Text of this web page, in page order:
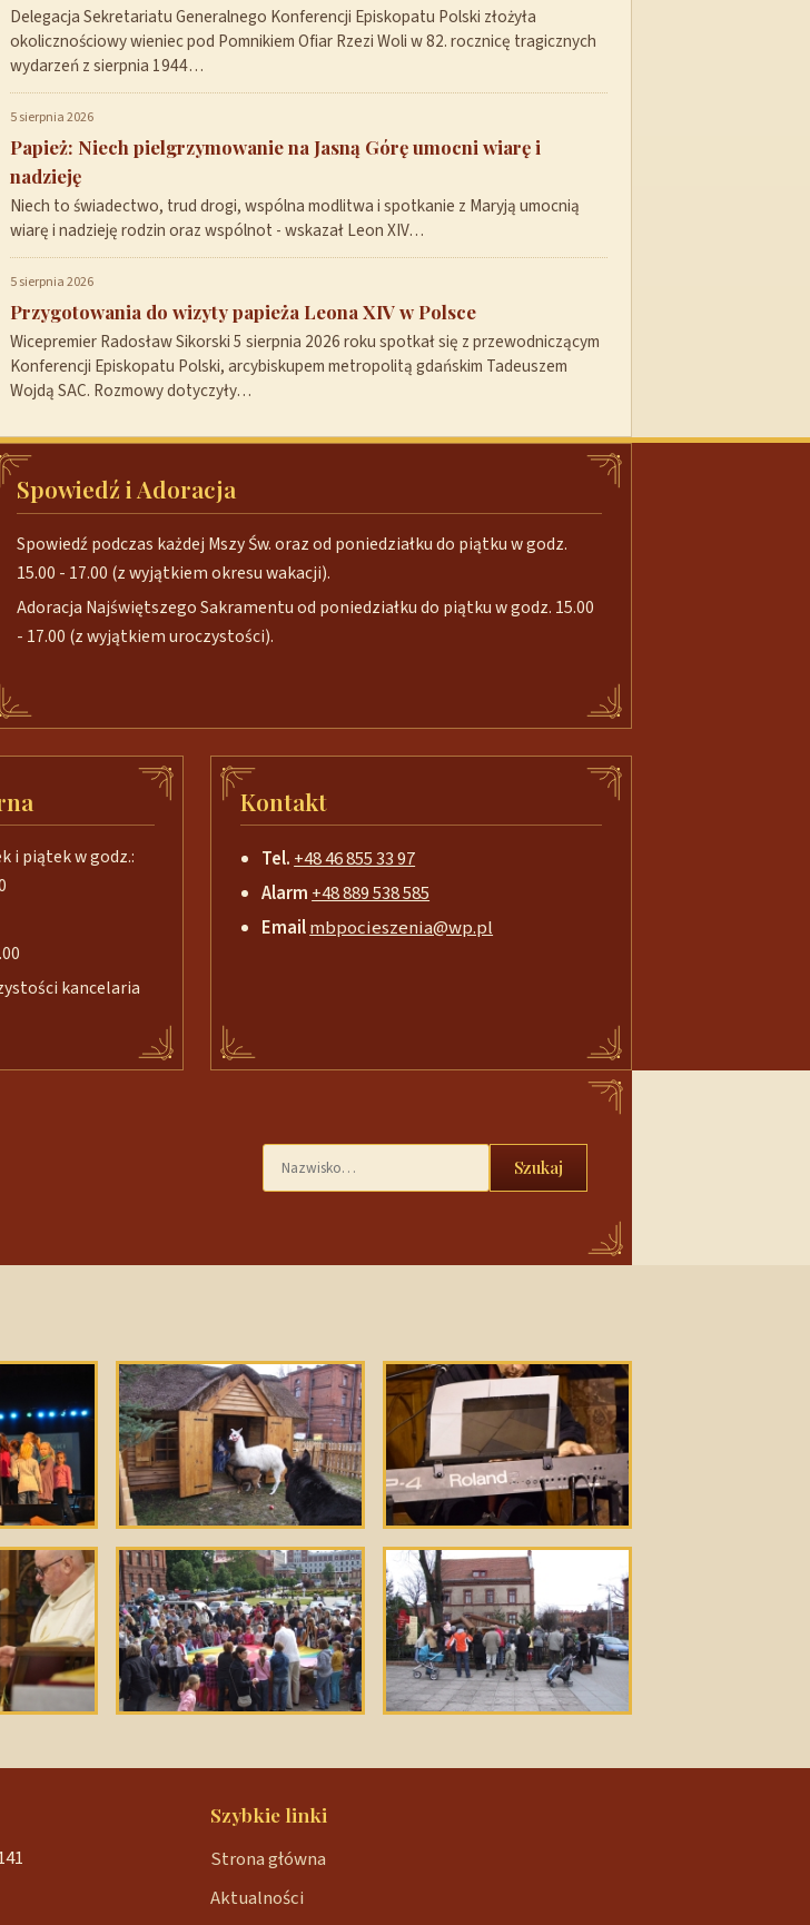
Delegacja Sekretariatu Generalnego Konferencji Episkopatu Polski złożyła
okolicznościowy wieniec pod Pomnikiem Ofiar Rzezi Woli w 82. rocznicę tragicznych
wydarzeń z sierpnia 1944…
5 sierpnia 2026
Papież: Niech pielgrzymowanie na Jasną Górę umocni wiarę i
nadzieję
Niech to świadectwo, trud drogi, wspólna modlitwa i spotkanie z Maryją umocnią
wiarę i nadzieję rodzin oraz wspólnot - wskazał Leon XIV…
5 sierpnia 2026
Przygotowania do wizyty papieża Leona XIV w Polsce
Wicepremier Radosław Sikorski 5 sierpnia 2026 roku spotkał się z przewodniczącym
Konferencji Episkopatu Polski, arcybiskupem metropolitą gdańskim Tadeuszem
Wojdą SAC. Rozmowy dotyczyły…
Spowiedź i Adoracja
Spowiedź podczas każdej Mszy Św. oraz od poniedziałku do piątku w godz.
15.00 - 17.00 (z wyjątkiem okresu wakacji).
Adoracja Najświętszego Sakramentu od poniedziałku do piątku w godz. 15.00
- 17.00 (z wyjątkiem uroczystości).
i piątek w godz.:
kancelaria
Kontakt
Tel.+48 46 855 33 97
Alarm+48 889 538 585
Emailmbpocieszenia@wp.pl
Szukaj
Szybkie linki
Strona główna
Aktualności